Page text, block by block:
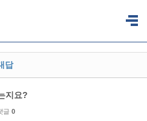
답
지요?
글 0